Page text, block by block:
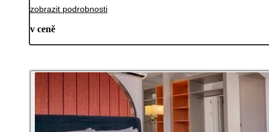
zobrazit podrobnosti
v ceně